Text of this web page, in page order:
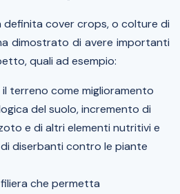
definita cover crops, o colture di
dimostrato di avere importanti
quali ad esempio:
terreno come miglioramento
del suolo,incremento di
e di altri elementi nutritivi e
di diserbanti contro le piante
che permetta